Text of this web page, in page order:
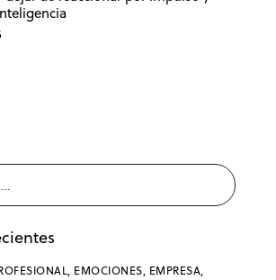
EMOCIONES, EMPRESA,